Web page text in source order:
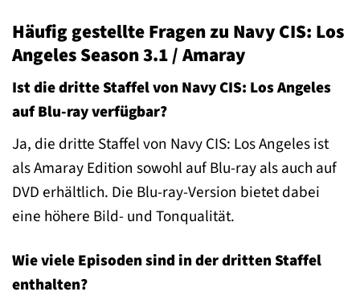
Häufig gestellte Fragen zu Navy CIS: Los
Angeles Season 3.1 / Amaray
Ist die dritte Staffel von Navy CIS: Los Angeles
auf Blu-ray verfügbar?
Ja, die dritte Staffel von Navy CIS: Los Angeles ist
als Amaray Edition sowohl auf Blu-ray als auch auf
DVD erhältlich. Die Blu-ray-Version bietet dabei
eine höhere Bild- und Tonqualität.
Wie viele Episoden sind in der dritten Staffel
enthalten?